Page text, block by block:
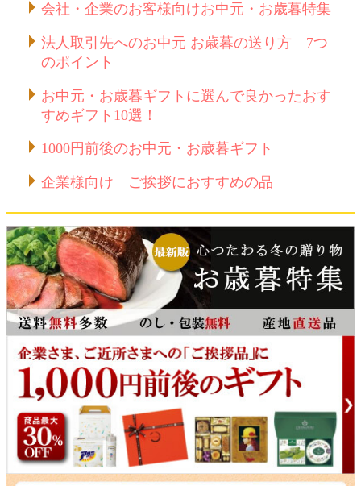
会社・企業のお客様向けお中元・お歳暮特集
法人取引先へのお中元 お歳暮の送り方 7つ
のポイント
お中元・お歳暮ギフトに選んで良かったおす
すめギフト10選！
1000円前後のお中元・お歳暮ギフト
企業様向け ご挨拶におすすめの品